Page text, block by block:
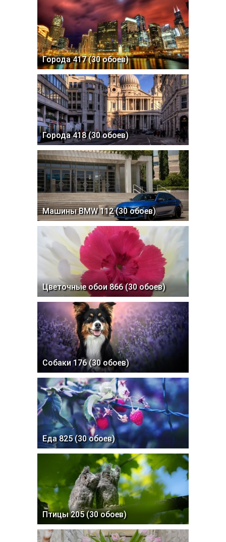
Города 417 (30 обоев)
Города 418 (30 обоев)
Машины BMW 112 (30 обоев)
Цветочные обои 866 (30 обоев)
Собаки 176 (30 обоев)
Еда 825 (30 обоев)
Птицы 205 (30 обоев)